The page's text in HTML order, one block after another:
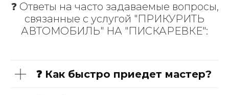
❓ Ответы на часто задаваемые вопросы,
связанные с услугой "ПРИКУРИТЬ
АВТОМОБИЛЬ" НА "ПИСКАРЕВКЕ":
❓ Как быстро приедет мастер?